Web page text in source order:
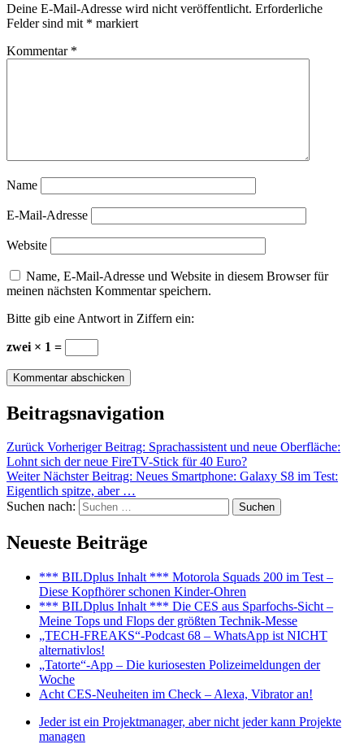
Deine E-Mail-Adresse wird nicht veröffentlicht. Erforderliche
Felder sind mit * markiert
Kommentar *
Name
E-Mail-Adresse
Website
Name, E-Mail-Adresse und Website in diesem Browser für
meinen nächsten Kommentar speichern.
Bitte gib eine Antwort in Ziffern ein:
zwei × 1 =
Beitragsnavigation
Zurück Vorheriger Beitrag: Sprachassistent und neue Oberfläche:
Lohnt sich der neue FireTV-Stick für 40 Euro?
Weiter Nächster Beitrag: Neues Smartphone: Galaxy S8 im Test:
Eigentlich spitze, aber …
Suchen nach:
Suchen
Neueste Beiträge
*** BILDplus Inhalt *** Motorola Squads 200 im Test –
Diese Kopfhörer schonen Kinder-Ohren
*** BILDplus Inhalt *** Die CES aus Sparfochs-Sicht –
Meine Tops und Flops der größten Technik-Messe
„TECH-FREAKS“-Podcast 68 – WhatsApp ist NICHT
alternativlos!
„Tatorte“-App – Die kuriosesten Polizeimeldungen der
Woche
Acht CES-Neuheiten im Check – Alexa, Vibrator an!
Jeder ist ein Projektmanager, aber nicht jeder kann Projekte
managen